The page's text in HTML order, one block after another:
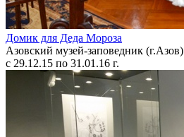
Домик для Деда Мороза
Азовский музей-заповедник (г.Азов)
с 29.12.15 по 31.01.16 г.